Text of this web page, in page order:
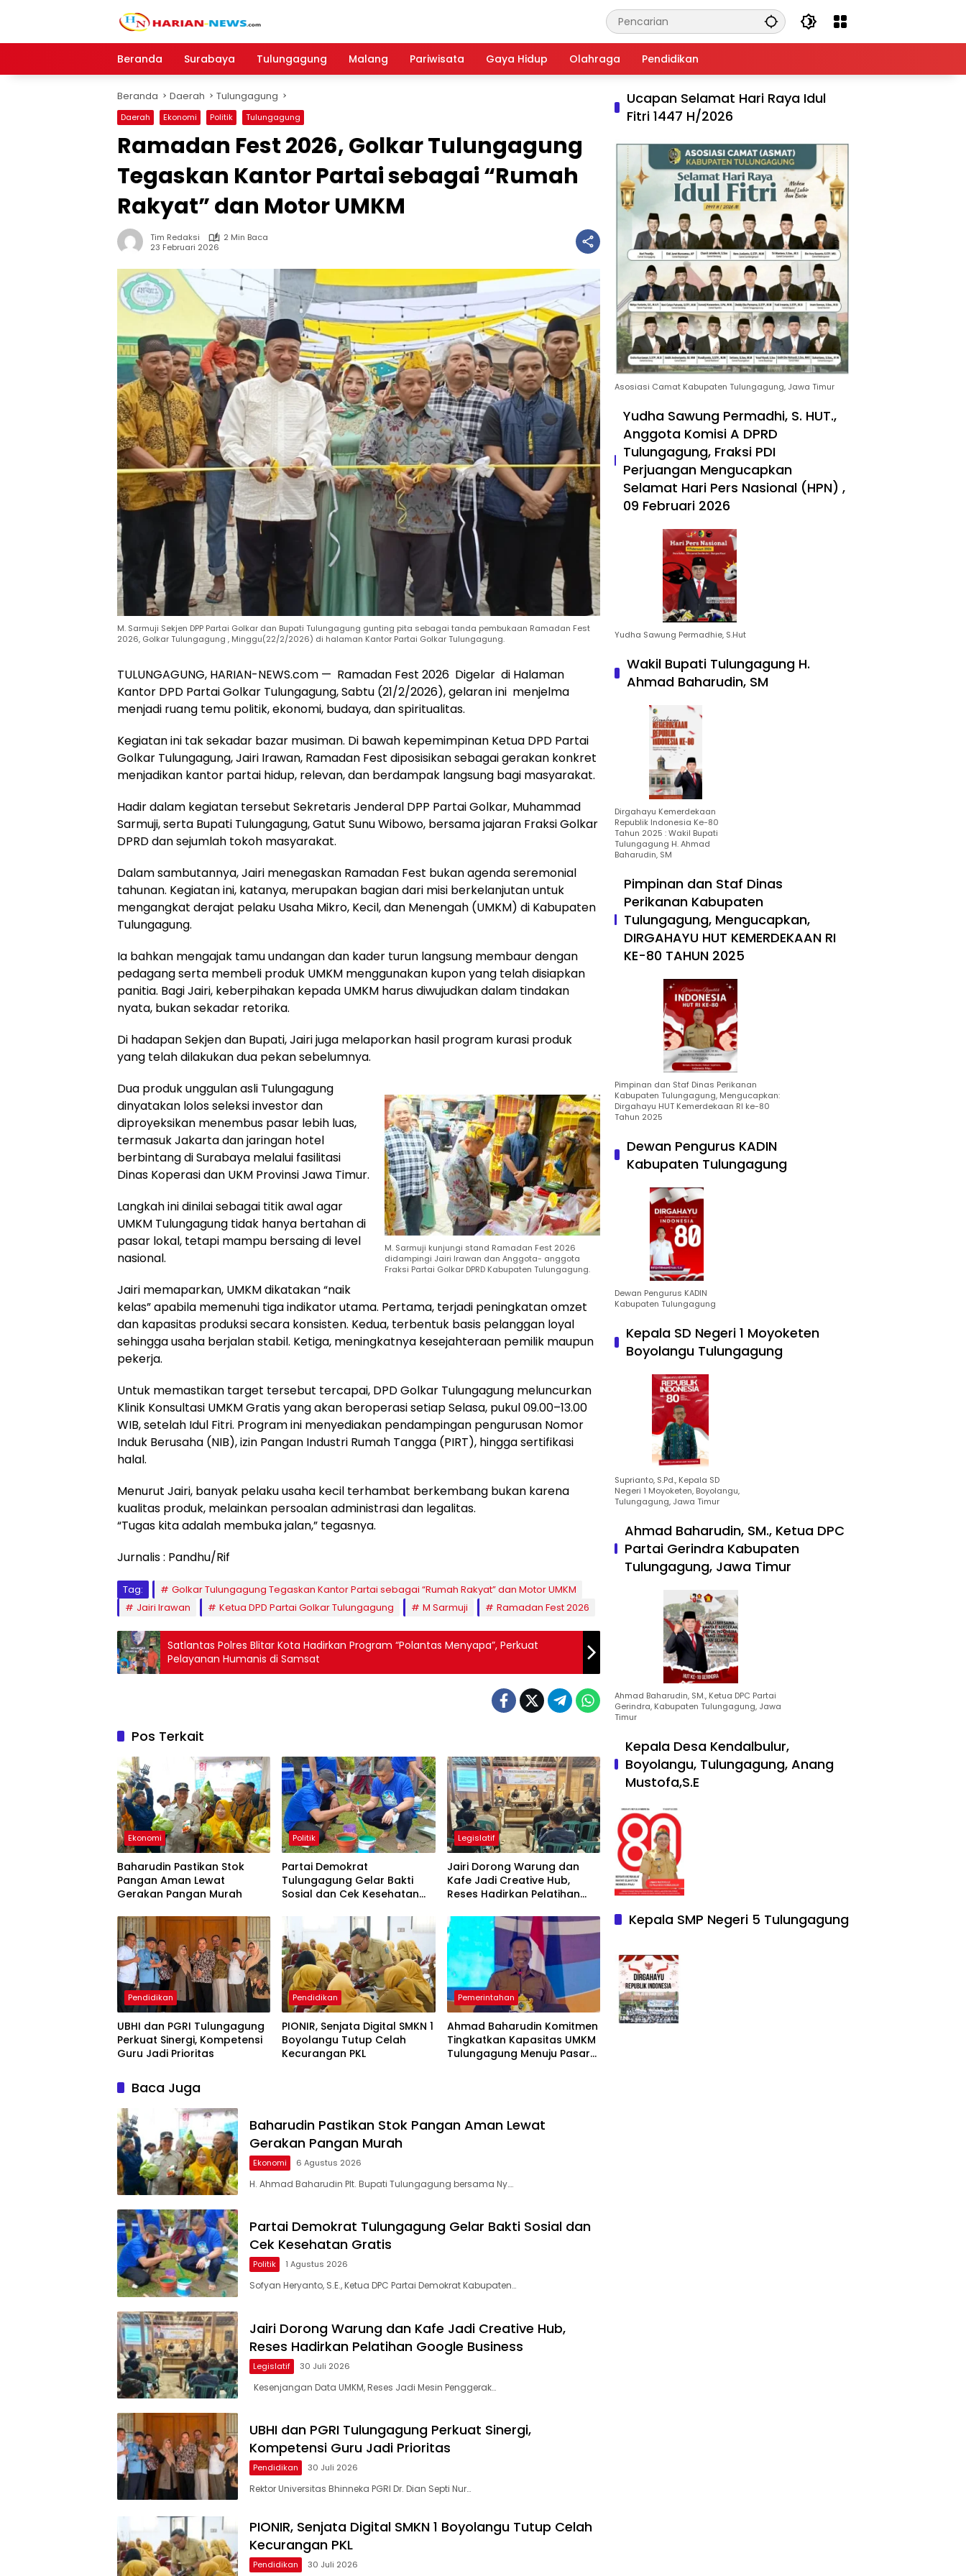
Beranda
Surabaya Tulungagung Malang Pariwisata Gaya Hidup Olahraga Pendidikan
Beranda Daerah Tulungagung
Daerah Ekonomi Politik Tulungagung
Ramadan Fest 2026, Golkar Tulungagung
Tegaskan Kantor Partai sebagai “Rumah
Rakyat” dan Motor UMKM
Tim Redaksi
2 Min Baca
23 Februari 2026
M. Sarmuji Sekjen DPP Partai Golkar dan Bupati Tulungagung gunting pita sebagai tanda pembukaan Ramadan Fest
2026, Golkar Tulungagung , Minggu(22/2/2026) di halaman Kantor Partai Golkar Tulungagung.
TULUNGAGUNG, HARIAN-NEWS.com — Ramadan Fest 2026 Digelar di Halaman
Kantor DPD Partai Golkar Tulungagung, Sabtu (21/2/2026), gelaran ini menjelma
menjadi ruang temu politik, ekonomi, budaya, dan spiritualitas.
Kegiatan ini tak sekadar bazar musiman. Di bawah kepemimpinan Ketua DPD Partai
Golkar Tulungagung, Jairi Irawan, Ramadan Fest diposisikan sebagai gerakan konkret
menjadikan kantor partai hidup, relevan, dan berdampak langsung bagi masyarakat.
Hadir dalam kegiatan tersebut Sekretaris Jenderal DPP Partai Golkar, Muhammad
Sarmuji, serta Bupati Tulungagung, Gatut Sunu Wibowo, bersama jajaran Fraksi Golkar
DPRD dan sejumlah tokoh masyarakat.
Dalam sambutannya, Jairi menegaskan Ramadan Fest bukan agenda seremonial
tahunan. Kegiatan ini, katanya, merupakan bagian dari misi berkelanjutan untuk
mengangkat derajat pelaku Usaha Mikro, Kecil, dan Menengah (UMKM) di Kabupaten
Tulungagung.
Ia bahkan mengajak tamu undangan dan kader turun langsung membaur dengan
pedagang serta membeli produk UMKM menggunakan kupon yang telah disiapkan
panitia. Bagi Jairi, keberpihakan kepada UMKM harus diwujudkan dalam tindakan
nyata, bukan sekadar retorika.
Di hadapan Sekjen dan Bupati, Jairi juga melaporkan hasil program kurasi produk
yang telah dilakukan dua pekan sebelumnya.
M. Sarmuji kunjungi stand Ramadan Fest 2026
didampingi Jairi Irawan dan Anggota- anggota
Fraksi Partai Golkar DPRD Kabupaten Tulungagung.
Dua produk unggulan asli Tulungagung
dinyatakan lolos seleksi investor dan
diproyeksikan menembus pasar lebih luas,
termasuk Jakarta dan jaringan hotel
berbintang di Surabaya melalui fasilitasi
Dinas Koperasi dan UKM Provinsi Jawa Timur.
Langkah ini dinilai sebagai titik awal agar
UMKM Tulungagung tidak hanya bertahan di
pasar lokal, tetapi mampu bersaing di level
nasional.
Jairi memaparkan, UMKM dikatakan “naik
kelas” apabila memenuhi tiga indikator utama. Pertama, terjadi peningkatan omzet
dan kapasitas produksi secara konsisten. Kedua, terbentuk basis pelanggan loyal
sehingga usaha berjalan stabil. Ketiga, meningkatnya kesejahteraan pemilik maupun
pekerja.
Untuk memastikan target tersebut tercapai, DPD Golkar Tulungagung meluncurkan
Klinik Konsultasi UMKM Gratis yang akan beroperasi setiap Selasa, pukul 09.00–13.00
WIB, setelah Idul Fitri. Program ini menyediakan pendampingan pengurusan Nomor
Induk Berusaha (NIB), izin Pangan Industri Rumah Tangga (PIRT), hingga sertifikasi
halal.
Menurut Jairi, banyak pelaku usaha kecil terhambat berkembang bukan karena
kualitas produk, melainkan persoalan administrasi dan legalitas.
“Tugas kita adalah membuka jalan,” tegasnya.
Jurnalis : Pandhu/Rif
Tag:
Golkar Tulungagung Tegaskan Kantor Partai sebagai “Rumah Rakyat” dan Motor UMKM
Jairi Irawan
Ketua DPD Partai Golkar Tulungagung M Sarmuji Ramadan Fest 2026
Satlantas Polres Blitar Kota Hadirkan Program “Polantas Menyapa”, Perkuat
Pelayanan Humanis di Samsat
Pos Terkait
Ekonomi
Baharudin Pastikan Stok
Pangan Aman Lewat
Gerakan Pangan Murah
Politik
Partai Demokrat
Tulungagung Gelar Bakti
Sosial dan Cek Kesehatan
Legislatif
Jairi Dorong Warung dan
Kafe Jadi Creative Hub,
Reses Hadirkan Pelatihan
Pendidikan
UBHI dan PGRI Tulungagung
Perkuat Sinergi, Kompetensi
Guru Jadi Prioritas
Pendidikan
PIONIR, Senjata Digital SMKN 1
Boyolangu Tutup Celah
Kecurangan PKL
Pemerintahan
Ahmad Baharudin Komitmen
Tingkatkan Kapasitas UMKM
Tulungagung Menuju Pasar
Baca Juga
Baharudin Pastikan Stok Pangan Aman Lewat
Gerakan Pangan Murah
Ekonomi 6 Agustus 2026
H. Ahmad Baharudin Plt. Bupati Tulungagung bersama Ny….
Partai Demokrat Tulungagung Gelar Bakti Sosial dan
Cek Kesehatan Gratis
Politik 1 Agustus 2026
Sofyan Heryanto, S.E., Ketua DPC Partai Demokrat Kabupaten…
Jairi Dorong Warung dan Kafe Jadi Creative Hub,
Reses Hadirkan Pelatihan Google Business
Legislatif 30 Juli 2026
Kesenjangan Data UMKM, Reses Jadi Mesin Penggerak…
UBHI dan PGRI Tulungagung Perkuat Sinergi,
Kompetensi Guru Jadi Prioritas
Pendidikan 30 Juli 2026
Rektor Universitas Bhinneka PGRI Dr. Dian Septi Nur…
PIONIR, Senjata Digital SMKN 1 Boyolangu Tutup Celah
Kecurangan PKL
Pendidikan 30 Juli 2026
Ucapan Selamat Hari Raya Idul
Fitri 1447 H/2026
Asosiasi Camat Kabupaten Tulungagung, Jawa Timur
Yudha Sawung Permadhi, S. HUT.,
Anggota Komisi A DPRD
Tulungagung, Fraksi PDI
Perjuangan Mengucapkan
Selamat Hari Pers Nasional (HPN) ,
09 Februari 2026
Yudha Sawung Permadhie, S.Hut
Wakil Bupati Tulungagung H.
Ahmad Baharudin, SM
Dirgahayu Kemerdekaan
Republik Indonesia Ke-80
Tahun 2025 : Wakil Bupati
Tulungagung H. Ahmad
Baharudin, SM
Pimpinan dan Staf Dinas
Perikanan Kabupaten
Tulungagung, Mengucapkan,
DIRGAHAYU HUT KEMERDEKAAN RI
KE-80 TAHUN 2025
Pimpinan dan Staf Dinas Perikanan
Kabupaten Tulungagung, Mengucapkan:
Dirgahayu HUT Kemerdekaan RI ke-80
Tahun 2025
Dewan Pengurus KADIN
Kabupaten Tulungagung
Dewan Pengurus KADIN
Kabupaten Tulungagung
Kepala SD Negeri 1 Moyoketen
Boyolangu Tulungagung
Suprianto, S.Pd., Kepala SD
Negeri 1 Moyoketen, Boyolangu,
Tulungagung, Jawa Timur
Ahmad Baharudin, SM., Ketua DPC
Partai Gerindra Kabupaten
Tulungagung, Jawa Timur
Ahmad Baharudin, SM., Ketua DPC Partai
Gerindra, Kabupaten Tulungagung, Jawa
Timur
Kepala Desa Kendalbulur,
Boyolangu, Tulungagung, Anang
Mustofa,S.E
Kepala SMP Negeri 5 Tulungagung